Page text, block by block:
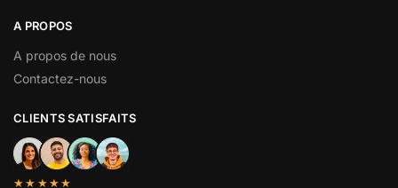
A PROPOS
A propos de nous
Contactez-nous
CLIENTS SATISFAITS
★★★★★